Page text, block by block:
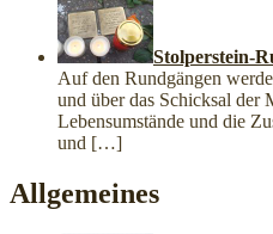
Stolperstein-
Auf den Rundgängen
und über das Schicksal der
Lebensumstände und die
und […]
Allgemeines